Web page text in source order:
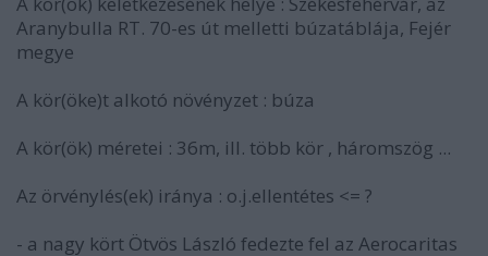
Aranybulla RT. 70-es út melletti búzatáblája, Fejér
megye
A kör(öke)t alkotó növényzet : búza
A kör(ök) méretei : 36m, ill. több kör , háromszög ...
Az örvénylés(ek) iránya : o.j.ellentétes <= ?
- a nagy kört Ötvös László fedezte fel az Aerocaritas